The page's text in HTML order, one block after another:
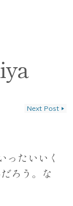
Next Post ▶
たいいく
ろう。な